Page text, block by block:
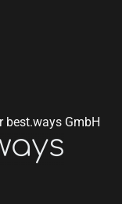
best.ways GmbH